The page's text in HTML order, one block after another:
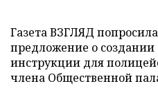
Газета ВЗГЛЯД
предложение о
инструкции для
члена Общественной